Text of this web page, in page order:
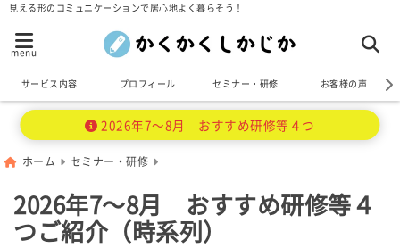
見える形のコミュニケーションで居心地よく暮らそう！
menu
サービス内容 プロフィール セミナー・研修 お客様の声
2026年7～8月 おすすめ研修等４つ
ホーム セミナー・研修
2026年7～8月 おすすめ研修等４
つご紹介（時系列）